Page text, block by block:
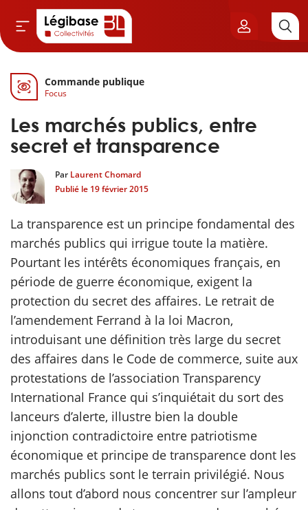
& Cimetières
& Élu local
& Finances locales
Commande publique
Focus
Les marchés publics, entre
secret et transparence
Par Laurent Chomard
Publié le 19 février 2015
La transparence est un principe fondamental des
marchés publics qui irrigue toute la matière.
Pourtant les intérêts économiques français, en
période de guerre économique, exigent la
protection du secret des affaires. Le retrait de
l’amendement Ferrand à la loi Macron,
introduisant une définition très large du secret
des affaires dans le Code de commerce, suite aux
protestations de l’association Transparency
International France qui s’inquiétait du sort des
lanceurs d’alerte, illustre bien la double
injonction contradictoire entre patriotisme
économique et principe de transparence dont les
marchés publics sont le terrain privilégié. Nous
allons tout d’abord nous concentrer sur l’ampleur